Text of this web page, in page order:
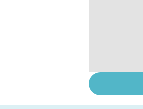
crises